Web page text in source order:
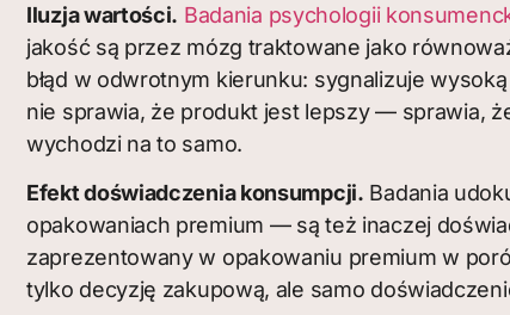
Iluzja wartości. Badania psychologii
jakość są przez mózg traktowane jako
błąd w odwrotnym kierunku: sygnalizuje
nie sprawia, że produkt jest lepszy — sprawia,
wychodzi na to samo.
Efekt doświadczenia konsumpcji. Badania
opakowaniach premium — są też inaczej
zaprezentowany w opakowaniu premium w
tylko decyzję zakupową, ale samo